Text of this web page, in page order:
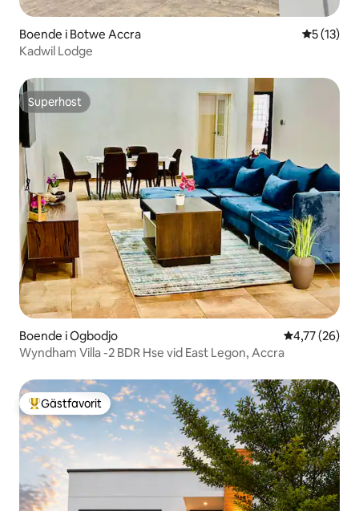
Boende i Botwe Accra 5 av 5 i
5 (13)
Kadwil Lodge
Superhost
Superhost
Boende i Ogbodjo 4,77 av 5 i
4,77 (26)
Wyndham Villa -2 BDR Hse vid East Legon, Accra
Populär gästfavorit
Gästfavorit